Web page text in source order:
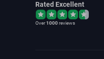
Rated Excellent
Over1000reviews